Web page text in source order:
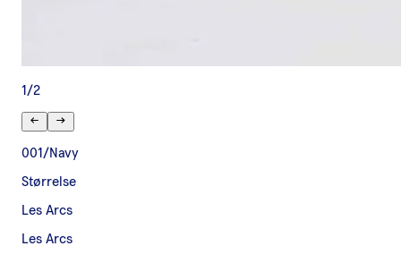
1 /2
001/Navy
Størrelse
Les Arcs
Les Arcs